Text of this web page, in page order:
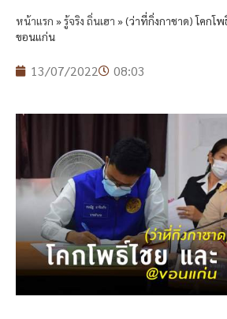
หน้าแรก »รู้จริง ถิ่นเฮา »(ว่าที่กิ่งกาชาด) โคกโ
ขอนแก่น
13/07/2022 08:03